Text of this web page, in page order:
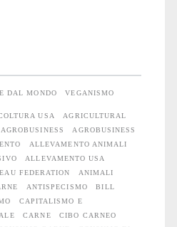
DAL MONDO VEGANISMO
USA
AGRICULTURAL
AGROBUSINESS
AGROBUSINESS
ALLEVAMENTO ANIMALI
ALLEVAMENTO USA
FEDERATION
ANIMALI
ANTISPECISMO
BILL
CAPITALISMO E
CARNE
CIBO CARNEO